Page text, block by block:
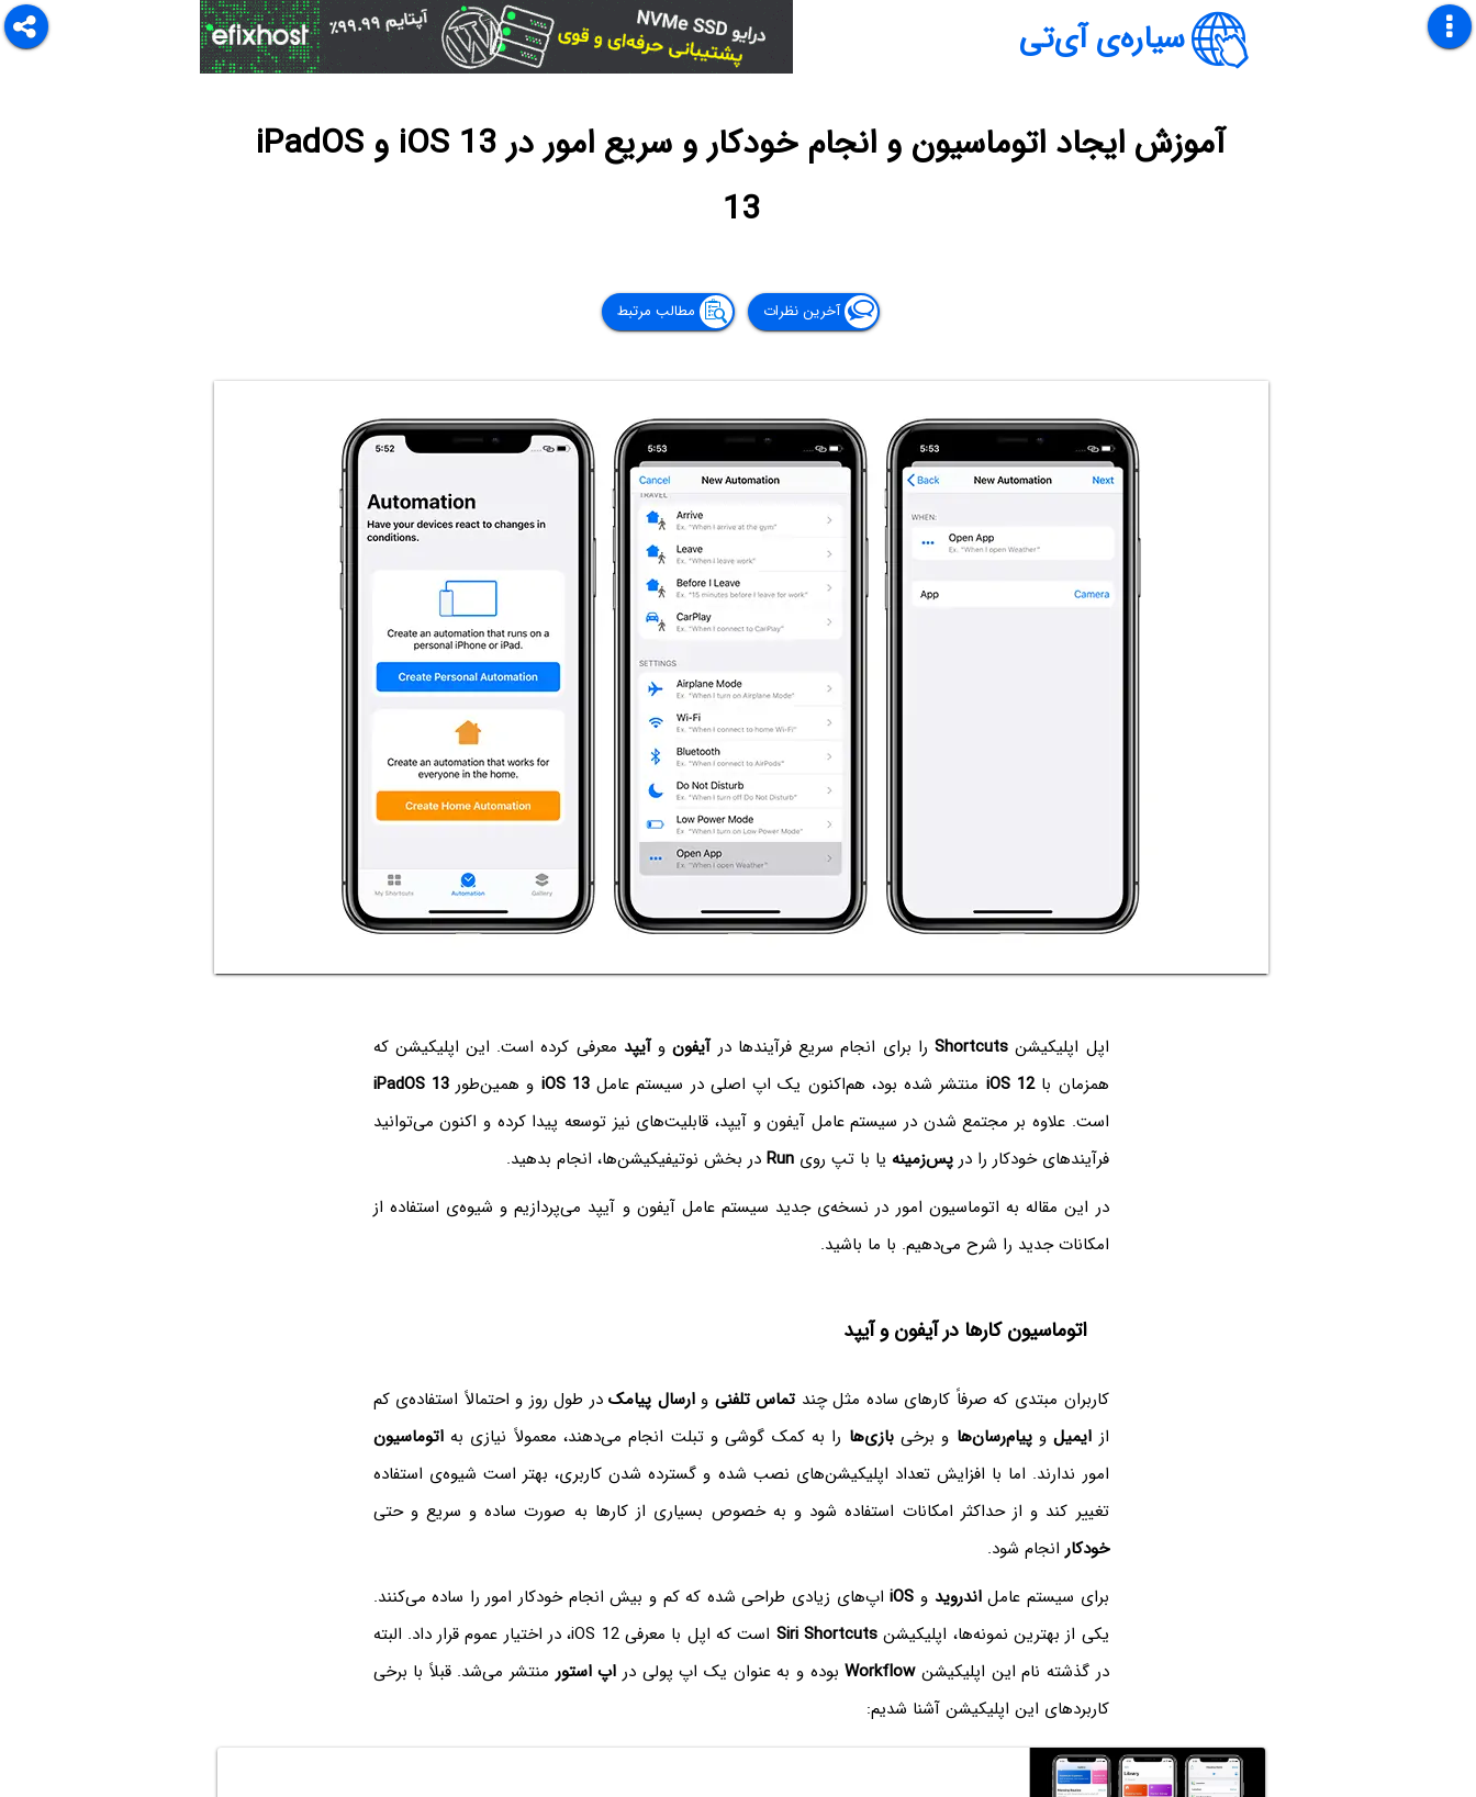
سیاره‌ی آی‌تی
آموزش ایجاد اتوماسیون و انجام خودکار و سریع امور در iOS 13 و iPadOS
13
آخرین نظرات مطالب مرتبط
اپل اپلیکیشن Shortcutsرا برای انجام سریع فرآیند‌ها درآیفونوآیپد معرفی کرده است. این اپلیکیشن که
همزمان باiOS 12 منتشر شده بود، هم‌اکنون یک اپ اصلی در سیستم عاملiOS 13 و همین‌طورiPadOS 13
است. علاوه بر مجتمع شدن در سیستم عامل آیفون و آیپد، قابلیت‌های نیز توسعه پیدا کرده و اکنون می‌توانید
فرآیندهای خودکار را درپس‌زمینه یا با تپ رویRun در بخش نوتیفیکیشن‌ها، انجام بدهید.
در این مقاله به اتوماسیون امور در نسخه‌ی جدید سیستم عامل آیفون و آیپد می‌پردازیم و شیوه‌ی استفاده از
امکانات جدید را شرح می‌دهیم. با ما باشید.
اتوماسیون کارها در آیفون و آیپد
کاربران مبتدی که صرفاً کارهای ساده مثل چند تماس تلفنی وارسال پیامکدر طول روز و احتمالاً استفاده‌ی کم
از ایمیلوپیام‌رسان‌ها و برخیبازی‌ها را به کمک گوشی و تبلت انجام می‌دهند، معمولاً نیازی بهاتوماسیون
امور ندارند. اما با افزایش تعداد اپلیکیشن‌های نصب شده و گسترده شدن کاربری، بهتر است شیوه‌ی استفاده
تغییر کند و از حداکثر امکانات استفاده شود و به خصوص بسیاری از کارها به صورت ساده و سریع و حتی
خودکارانجام شود.
برای سیستم عاملاندروید و iOSاپ‌های زیادی طراحی شده که کم و بیش انجام خودکار امور را ساده می‌کنند.
یکی از بهترین نمونه‌ها، اپلیکیشنSiri Shortcuts
است که اپل با معرفی iOS 12، در اختیار عموم قرار داد. البته
در گذشته نام این اپلیکیشنWorkflowبوده و به عنوان یک اپ پولی در اپ استورمنتشر می‌شد. قبلاً با برخی
کاربردهای این اپلیکیشن آشنا شدیم: